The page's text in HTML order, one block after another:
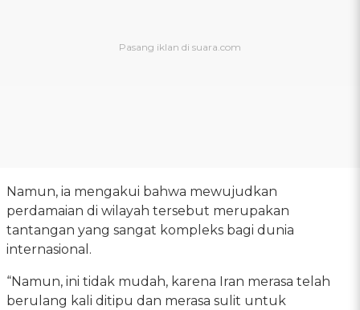
Namun, ia mengakui bahwa mewujudkan
perdamaian di wilayah tersebut merupakan
tantangan yang sangat kompleks bagi dunia
internasional.
“Namun, ini tidak mudah, karena Iran merasa telah
berulang kali ditipu dan merasa sulit untuk